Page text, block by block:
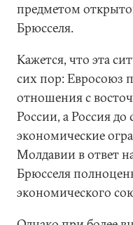
предметом
Брюсселя.
Кажется, что эта
сих пор: Евросоюз
отношения с
России, а Россия
экономические
Молдавии в ответ
Брюсселя
экономического